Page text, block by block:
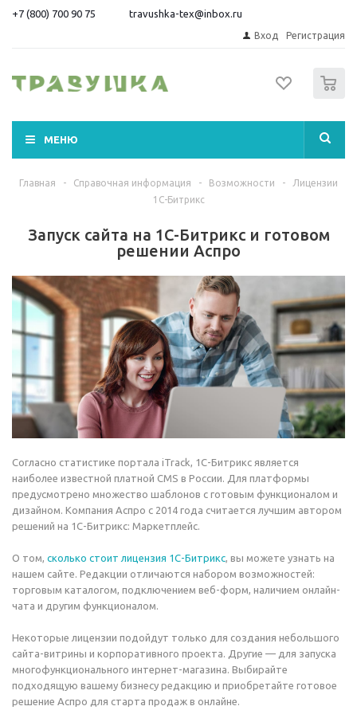
+7 (800) 700 90 75 travushka-tex@inbox.ru
Вход Регистрация
МЕНЮ
Главная - Справочная информация - Возможности -
Лицензии
1С-Битрикс
Запуск сайта на 1С-Битрикс и готовом
решении Аспро
Согласно статистике портала iTrack, 1C-Битрикс является
наиболее известной платной CMS в России. Для платформы
предусмотрено множество шаблонов с готовым функционалом и
дизайном. Компания Аспро с 2014 года считается лучшим автором
решений на 1С-Битрикс: Маркетплейс.
О том, сколько стоит лицензия 1С-Битрикс , вы можете узнать на
нашем сайте. Редакции отличаются набором возможностей:
торговым каталогом, подключением веб-форм, наличием онлайн-
чата и другим функционалом.
Некоторые лицензии подойдут только для создания небольшого
сайта-витрины и корпоративного проекта. Другие — для запуска
многофункционального интернет-магазина. Выбирайте
подходящую вашему бизнесу редакцию и приобретайте готовое
решение Аспро для старта продаж в онлайне.